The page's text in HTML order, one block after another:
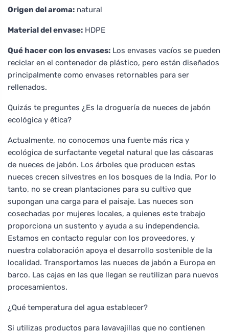
Origen del aroma: natural
Material del envase: HDPE
Qué hacer con los envases: Los envases vacíos se pueden
reciclar en el contenedor de plástico, pero están diseñados
principalmente como envases retornables para ser
rellenados.
Quizás te preguntes ¿Es la droguería de nueces de jabón
ecológica y ética?
Actualmente, no conocemos una fuente más rica y
ecológica de surfactante vegetal natural que las cáscaras
de nueces de jabón. Los árboles que producen estas
nueces crecen silvestres en los bosques de la India. Por lo
tanto, no se crean plantaciones para su cultivo que
supongan una carga para el paisaje. Las nueces son
cosechadas por mujeres locales, a quienes este trabajo
proporciona un sustento y ayuda a su independencia.
Estamos en contacto regular con los proveedores, y
nuestra colaboración apoya el desarrollo sostenible de la
localidad. Transportamos las nueces de jabón a Europa en
barco. Las cajas en las que llegan se reutilizan para nuevos
procesamientos.
¿Qué temperatura del agua establecer?
Si utilizas productos para lavavajillas que no contienen